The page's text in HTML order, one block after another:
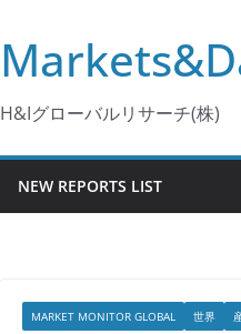
H&Iグローバルリサーチ(株)
NEW REPORTS LIST
MARKET MONITOR GLOBAL 世界